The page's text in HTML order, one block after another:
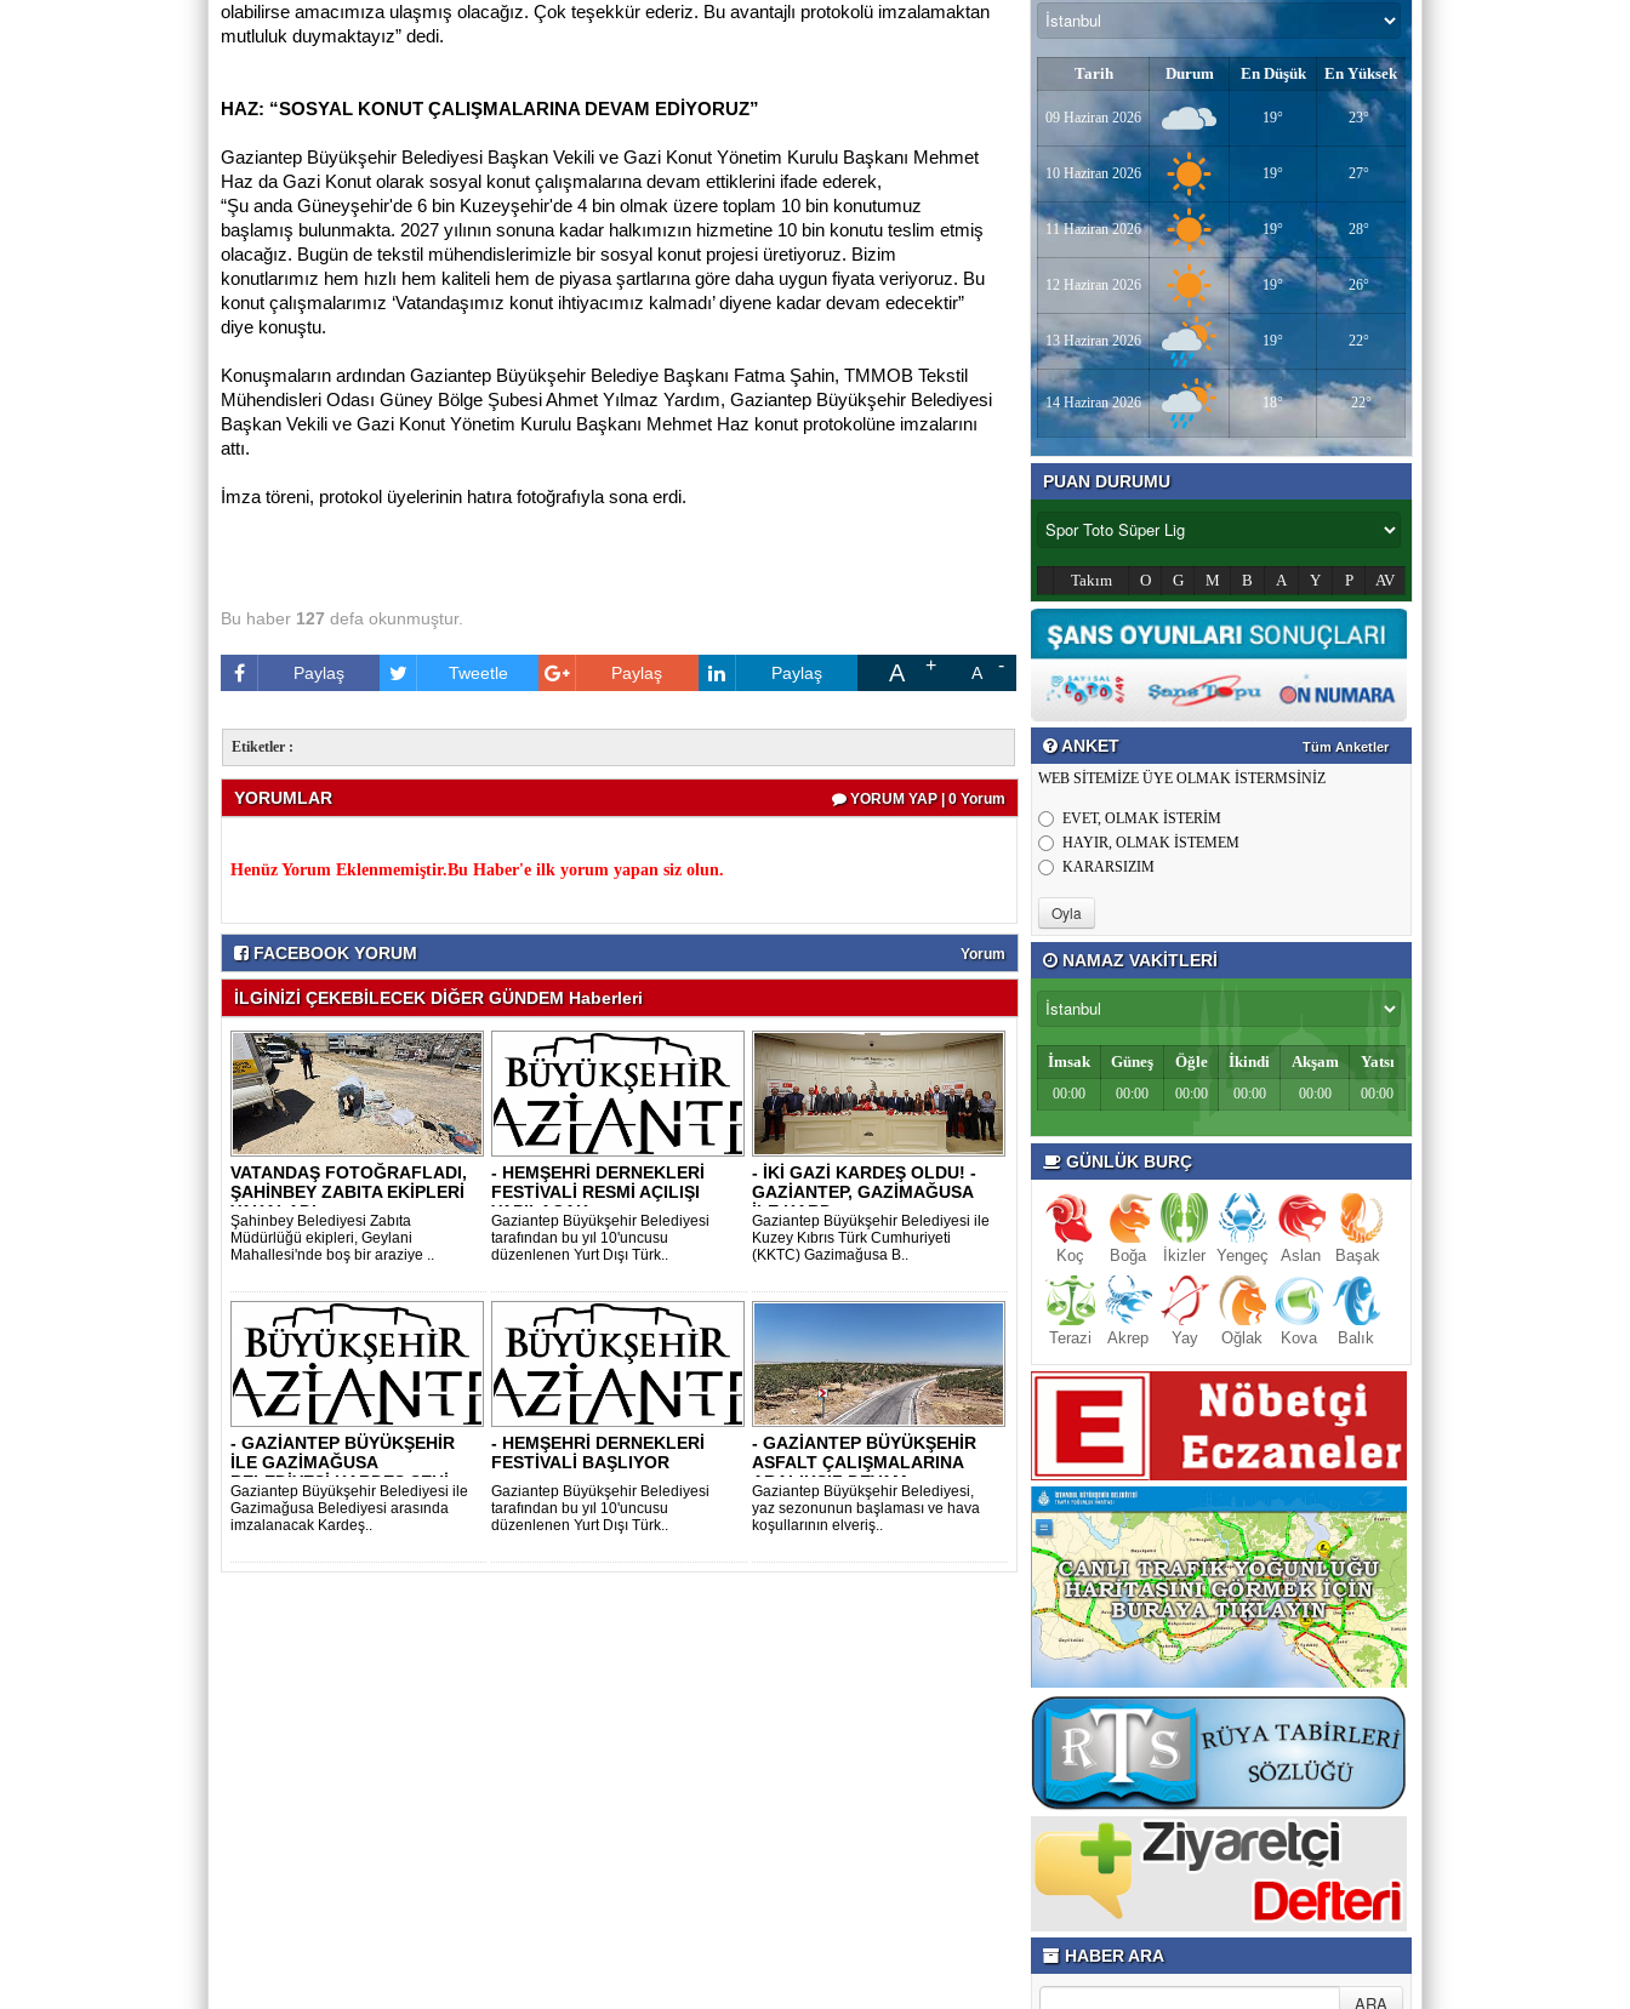
olabilirse amacımıza ulaşmış olacağız. Çok teşekkür ederiz. Bu avantajlı protokolü imzalamaktan
mutluluk duymaktayız” dedi.
HAZ: “SOSYAL KONUT ÇALIŞMALARINA DEVAM EDİYORUZ”
Gaziantep Büyükşehir Belediyesi Başkan Vekili ve Gazi Konut Yönetim Kurulu Başkanı Mehmet
Haz da Gazi Konut olarak sosyal konut çalışmalarına devam ettiklerini ifade ederek,
“Şu anda Güneyşehir'de 6 bin Kuzeyşehir'de 4 bin olmak üzere toplam 10 bin konutumuz
başlamış bulunmakta. 2027 yılının sonuna kadar halkımızın hizmetine 10 bin konutu teslim etmiş
olacağız. Bugün de tekstil mühendislerimizle bir sosyal konut projesi üretiyoruz. Bizim
konutlarımız hem hızlı hem kaliteli hem de piyasa şartlarına göre daha uygun fiyata veriyoruz. Bu
konut çalışmalarımız ‘Vatandaşımız konut ihtiyacımız kalmadı’ diyene kadar devam edecektir”
diye konuştu.
Konuşmaların ardından Gaziantep Büyükşehir Belediye Başkanı Fatma Şahin, TMMOB Tekstil
Mühendisleri Odası Güney Bölge Şubesi Ahmet Yılmaz Yardım, Gaziantep Büyükşehir Belediyesi
Başkan Vekili ve Gazi Konut Yönetim Kurulu Başkanı Mehmet Haz konut protokolüne imzalarını
attı.
İmza töreni, protokol üyelerinin hatıra fotoğrafıyla sona erdi.
Bu haber 127 defa okunmuştur.
Paylaş Tweetle Paylaş Paylaş A A
Etiketler :
YORUMLAR YORUM YAP | 0 Yorum
Henüz Yorum Eklenmemiştir.Bu Haber'e ilk yorum yapan siz olun.
FACEBOOK YORUM Yorum
İLGİNİZİ ÇEKEBİLECEK DİĞER GÜNDEM Haberleri
VATANDAŞ FOTOĞRAFLADI,
ŞAHİNBEY ZABITA EKİPLERİ
YAKALADI..
Şahinbey Belediyesi Zabıta
Müdürlüğü ekipleri, Geylani
Mahallesi'nde boş bir araziye ..
- HEMŞEHRİ DERNEKLERİ
FESTİVALİ RESMİ AÇILIŞI
YAPILACAK..
Gaziantep Büyükşehir Belediyesi
tarafından bu yıl 10'uncusu
düzenlenen Yurt Dışı Türk..
- İKİ GAZİ KARDEŞ OLDU! -
GAZİANTEP, GAZİMAĞUSA
İLE KARD..
Gaziantep Büyükşehir Belediyesi ile
Kuzey Kıbrıs Türk Cumhuriyeti
(KKTC) Gazimağusa B..
- GAZİANTEP BÜYÜKŞEHİR
İLE GAZİMAĞUSA
BELEDİYESİ KARDEŞ ŞEHİ..
Gaziantep Büyükşehir Belediyesi ile
Gazimağusa Belediyesi arasında
imzalanacak Kardeş..
- HEMŞEHRİ DERNEKLERİ
FESTİVALİ BAŞLIYOR
Gaziantep Büyükşehir Belediyesi
tarafından bu yıl 10'uncusu
düzenlenen Yurt Dışı Türk..
- GAZİANTEP BÜYÜKŞEHİR
ASFALT ÇALIŞMALARINA
ARALIKSIZ DEVAM ..
Gaziantep Büyükşehir Belediyesi,
yaz sezonunun başlaması ve hava
koşullarının elveriş..
Tarih Durum En Düşük En Yüksek
09 Haziran 2026 19° 23°
10 Haziran 2026 19° 27°
11 Haziran 2026 19° 28°
12 Haziran 2026 19° 26°
13 Haziran 2026 19° 22°
14 Haziran 2026 18° 22°
PUAN DURUMU
Takım O G M B A Y P AV
ANKET Tüm Anketler
WEB SİTEMİZE ÜYE OLMAK İSTERMSİNİZ
EVET, OLMAK İSTERİM
HAYIR, OLMAK İSTEMEM
KARARSIZIM
NAMAZ VAKİTLERİ
İmsak Güneş Öğle İkindi Akşam Yatsı
00:00 00:00 00:00 00:00 00:00 00:00
GÜNLÜK BURÇ
Koç Boğa İkizler Yengeç Aslan Başak
Terazi Akrep Yay Oğlak Kova Balık
HABER ARA